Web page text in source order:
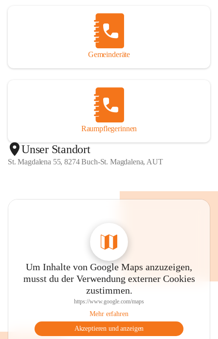
Gemeinderäte
Raumpflegerinnen
Unser Standort
St. Magdalena 55, 8274 Buch-St. Magdalena, AUT
Um Inhalte von Google Maps anzuzeigen,
musst du der Verwendung externer Cookies
zustimmen.
https://www.google.com/maps
Mehr erfahren
Akzeptieren und anzeigen